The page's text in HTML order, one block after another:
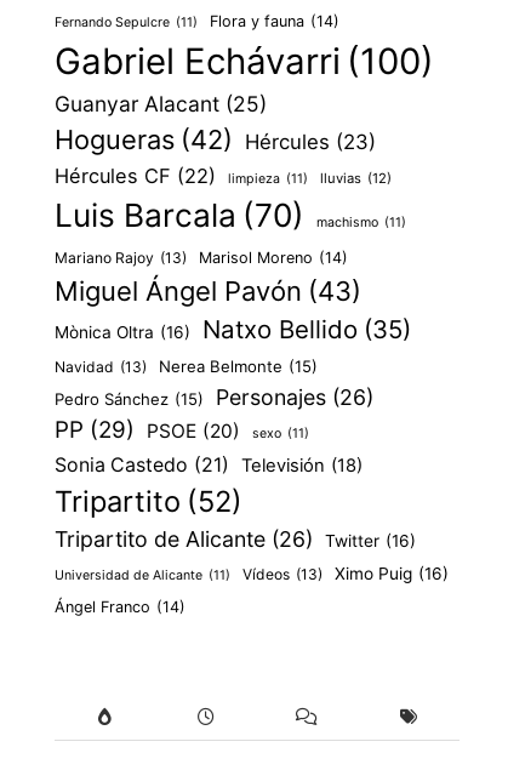
Fernando Sepulcre (11) Flora y fauna (14)
Gabriel Echávarri (100)
Guanyar Alacant (25)
Hogueras (42) Hércules (23)
Hércules CF (22) limpieza (11) lluvias (12)
Luis Barcala (70) machismo (11)
Mariano Rajoy (13) Marisol Moreno (14)
Miguel Ángel Pavón (43)
Mònica Oltra (16) Natxo Bellido (35)
Navidad (13) Nerea Belmonte (15)
Pedro Sánchez (15) Personajes (26)
PP (29) PSOE (20) sexo (11)
Sonia Castedo (21) Televisión (18)
Tripartito (52)
Tripartito de Alicante (26) Twitter (16)
Universidad de Alicante (11) Vídeos (13) Ximo Puig (16)
Ángel Franco (14)